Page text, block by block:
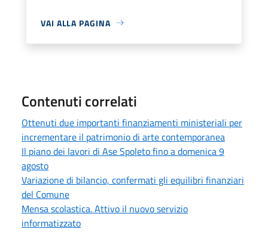
VAI ALLA PAGINA
Contenuti correlati
Ottenuti due importanti finanziamenti ministeriali per
incrementare il patrimonio di arte contemporanea
Il piano dei lavori di Ase Spoleto fino a domenica 9
agosto
Variazione di bilancio, confermati gli equilibri finanziari
del Comune
Mensa scolastica. Attivo il nuovo servizio
informatizzato